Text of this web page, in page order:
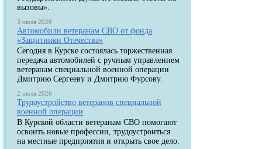
вызовы».
3 июля 2026
Автомобили ветеранам СВО от фонда
«Защитники Отечества»
Сегодня в Курске состоялась торжественная
передача автомобилей с ручным управлением
ветеранам специальной военной операции
Дмитрию Сергееву и Дмитрию Фурсову.
2 июля 2026
Трудоустройство ветеранов специальной
военной операции
В Курской области ветеранам СВО помогают
освоить новые профессии, трудоустроиться
на местные предприятия и открыть свое дело.